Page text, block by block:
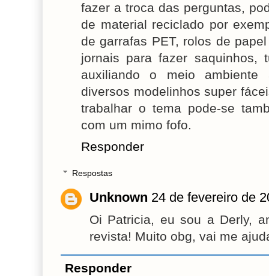
fazer a troca das perguntas,
de material reciclado por
de garrafas PET, rolos de
jornais para fazer saquinhos,
auxiliando o meio ambiente
diversos modelinhos super
trabalhar o tema pode-se
com um mimo fofo.
Responder
Respostas
Unknown 24 de fevereiro de
Oi Patricia, eu sou a Derly,
revista! Muito obg, vai me
Responder